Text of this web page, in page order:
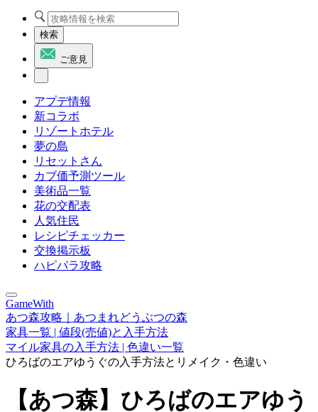
検索
ご意見
アプデ情報
新コラボ
リゾートホテル
夢の島
リセットさん
カブ価予測ツール
美術品一覧
花の交配表
人気住民
レシピチェッカー
交換掲示板
ハピパラ攻略
GameWith
あつ森攻略｜あつまれどうぶつの森
家具一覧 | 値段(売値)と入手方法
マイル家具の入手方法 | 色違い一覧
ひろばのエアゆうぐの入手方法とリメイク・色違い
【あつ森】ひろばのエアゆう